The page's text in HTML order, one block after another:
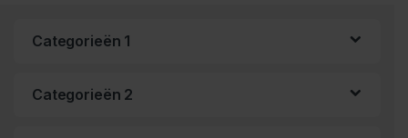
Categorieën 1
Categorieën 2